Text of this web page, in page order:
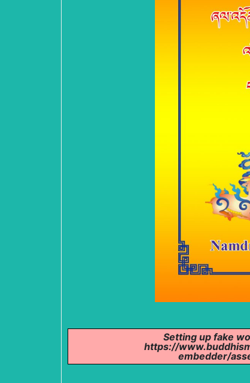
Setting up fake
https://
embedder/